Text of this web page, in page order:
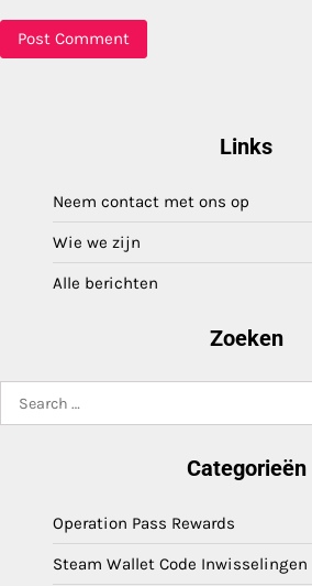
Links
Neem contact met ons op
Wie we zijn
Alle berichten
Zoeken
for:
Categorieën
Operation Pass Rewards
Steam Wallet Code Inwisselingen